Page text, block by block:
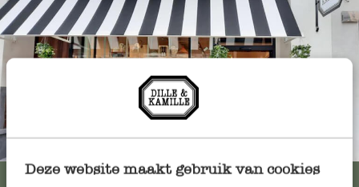
Deze website maakt gebruik van cookies
Altijd in de buurt
Bekijk alle 62 winkels